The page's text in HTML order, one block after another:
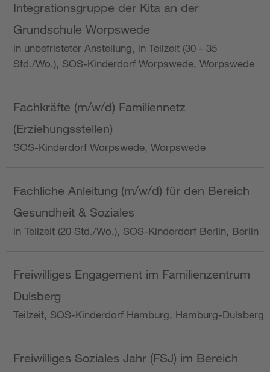
Integrationsgruppe der Kita an der
Grundschule Worpswede
in unbefristeter Anstellung, in Teilzeit (30 - 35
Std./Wo.), SOS-Kinderdorf Worpswede, Worpswede
Fachkräfte (m/w/d) Familiennetz
(Erziehungsstellen)
SOS-Kinderdorf Worpswede, Worpswede
Fachliche Anleitung (m/w/d) für den Bereich
Gesundheit & Soziales
in Teilzeit (20 Std./Wo.), SOS-Kinderdorf Berlin, Berlin
Freiwilliges Engagement im Familienzentrum
Dulsberg
Teilzeit, SOS-Kinderdorf Hamburg, Hamburg-Dulsberg
Freiwilliges Soziales Jahr (FSJ) im Bereich